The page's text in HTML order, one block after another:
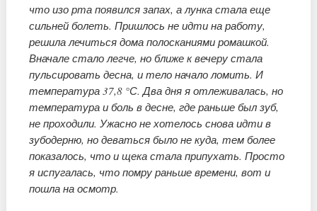
что изо рта появился запах, а лунка стала еще
сильней болеть. Пришлось не идти на работу,
решила лечиться дома полосканиями ромашкой.
Вначале стало легче, но ближе к вечеру стала
пульсировать десна, и тело начало ломить. И
температура 37,8 °С. Два дня я отлеживалась, но
температура и боль в десне, где раньше был зуб,
не проходили. Ужасно не хотелось снова идти в
зубодерню, но деваться было не куда, тем более
показалось, что и щека стала припухать. Просто
я испугалась, что помру раньше времени, вот и
пошла на осмотр.